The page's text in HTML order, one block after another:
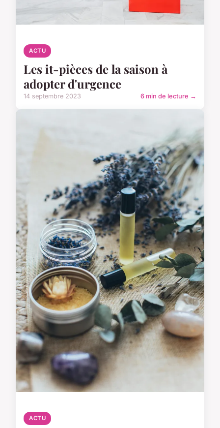
ACTU
Les it-pièces de la saison à
adopter d'urgence
14 septembre 2023 6 min de lecture →
ACTU